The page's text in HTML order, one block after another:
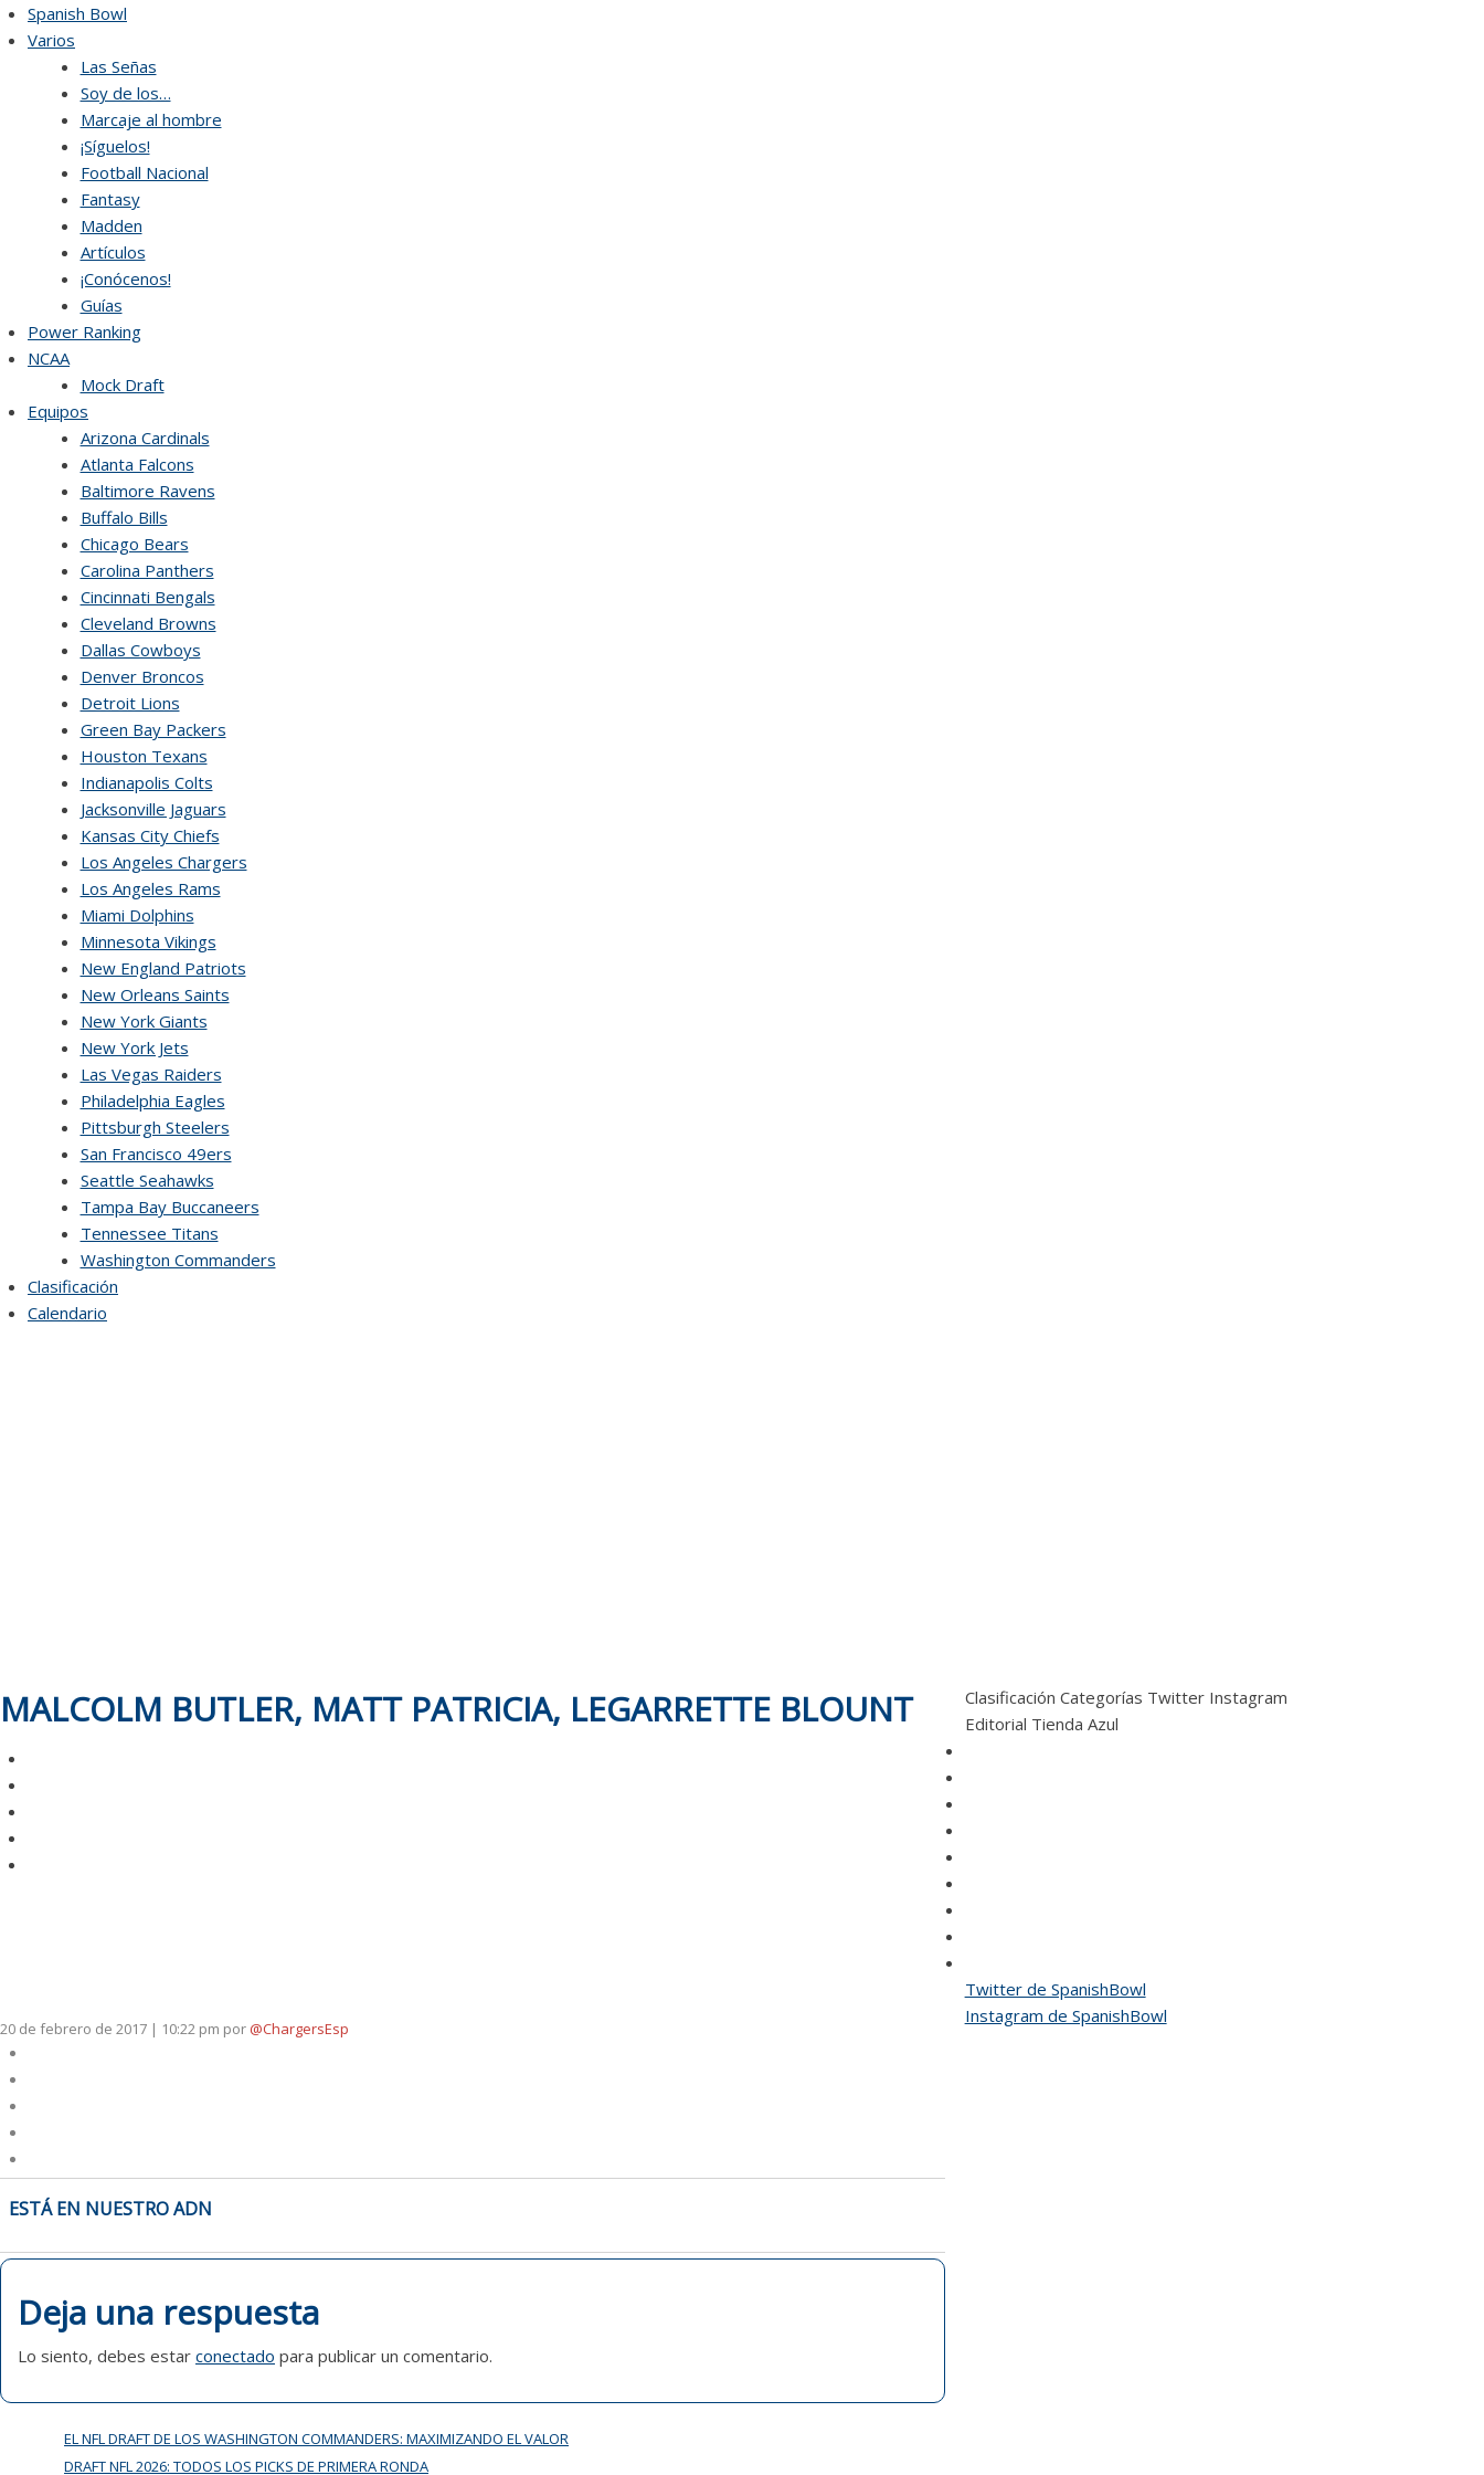
Skip
to
Spanish Bowl
Varios
Las Señas
Soy de los…
Marcaje al hombre
¡Síguelos!
Football Nacional
Fantasy
Madden
Artículos
¡Conócenos!
Guías
Power Ranking
NCAA
Mock Draft
Equipos
Arizona Cardinals
Atlanta Falcons
Baltimore Ravens
Buffalo Bills
Chicago Bears
Carolina Panthers
Cincinnati Bengals
Cleveland Browns
Dallas Cowboys
Denver Broncos
Detroit Lions
Green Bay Packers
Houston Texans
Indianapolis Colts
Jacksonville Jaguars
Kansas City Chiefs
Los Angeles Chargers
Los Angeles Rams
Miami Dolphins
Minnesota Vikings
New England Patriots
New Orleans Saints
New York Giants
New York Jets
Las Vegas Raiders
Philadelphia Eagles
Pittsburgh Steelers
San Francisco 49ers
Seattle Seahawks
Tampa Bay Buccaneers
Tennessee Titans
Washington Commanders
Clasificación
Calendario
MALCOLM BUTLER, MATT PATRICIA, LEGARRETTE BLOUNT
20 de febrero de 2017 | 10:22 pm por @ChargersEsp
NAVEGACIÓN
DE
ENTRADAS
ESTÁ EN NUESTRO ADN
Deja una respuesta
Lo siento, debes estar conectado para publicar un comentario.
Clasificación Categorías Twitter Instagram
Editorial Tienda Azul
EL NFL DRAFT DE LOS WASHINGTON COMMANDERS: MAXIMIZANDO EL VALOR
DRAFT NFL 2026: TODOS LOS PICKS DE PRIMERA RONDA
Twitter de SpanishBowl
Instagram de SpanishBowl